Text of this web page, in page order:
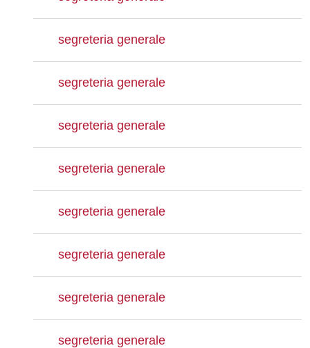
segreteria generale
segreteria generale
segreteria generale
segreteria generale
segreteria generale
segreteria generale
segreteria generale
segreteria generale